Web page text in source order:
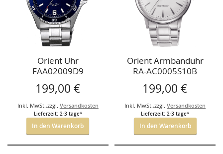
Orient Uhr
FAA02009D9
199,00 €
Inkl. MwSt. ,zzgl. Versandkosten
Lieferzeit: 2-3 tage*
In den Warenkorb
Orient Armbanduhr
RA-AC0005S10B
Bambino
199,00 €
Inkl. MwSt.,zzgl.Versandkosten
Lieferzeit: 2-3 tage*
In den Warenkorb